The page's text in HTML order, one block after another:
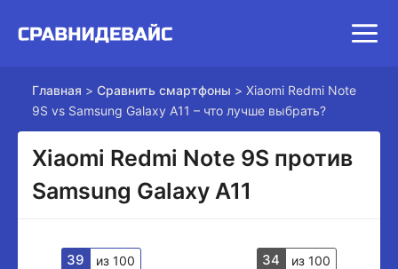
Главная > Сравнить смартфоны > Xiaomi Redmi Note
9S vs Samsung Galaxy A11 – что лучше выбрать?
Xiaomi Redmi Note 9S против
Samsung Galaxy A11
39 из 100 34 из 100